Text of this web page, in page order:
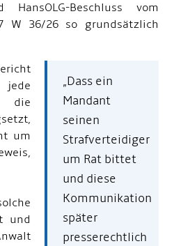
Beschluss vom
W 36/26 so grundsätzlich
„Dass ein
Mandant
seinen
Strafverteidiger
um Rat bittet
und diese
Kommunikation
später
presserechtlich
die
um
und